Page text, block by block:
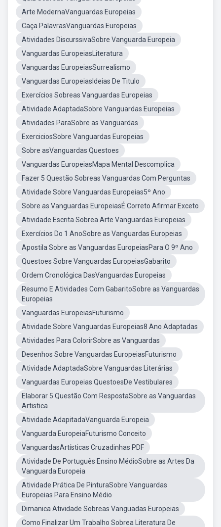
Arte ModernaVanguardas Europeias
Caça PalavrasVanguardas Europeias
Atividades DiscurssivaSobre Vanguarda Europeia
Vanguardas EuropeiasLiteratura
Vanguardas EuropeiasSurrealismo
Vanguardas EuropeiasIdeias De Titulo
Exercícios Sobreas Vanguardas Europeias
Atividade AdaptadaSobre Vanguardas Europeias
Atividades ParaSobre as Vanguardas
ExerciciosSobre Vanguardas Europeias
Sobre asVanguardas Questoes
Vanguardas EuropeiasMapa Mental Descomplica
Fazer 5 Questão Sobreas Vanguardas Com Perguntas
Atividade Sobre Vanguardas Europeias5º Ano
Sobre as Vanguardas EuropeiasÉ Correto Afirmar Exceto
Atividade Escrita Sobrea Arte Vanguardas Europeias
Exercícios Do 1 AnoSobre as Vanguardas Europeias
Apostila Sobre as Vanguardas EuropeiasPara O 9º Ano
Questoes Sobre Vanguardas EuropeiasGabarito
Ordem Cronológica DasVanguardas Europeias
Resumo E Atividades Com GabaritoSobre as Vanguardas
Europeias
Vanguardas EuropeiasFuturismo
Atividade Sobre Vanguardas Europeias8 Ano Adaptadas
Atividades Para ColorirSobre as Vanguardas
Desenhos Sobre Vanguardas EuropeiasFuturismo
Atividade AdaptadaSobre Vanguardas Literárias
Vanguardas Europeias QuestoesDe Vestibulares
Elaborar 5 Questão Com RespostaSobre as Vanguardas
Artistica
Atividade AdapitadaVanguarda Europeia
Vanguarda EuropeiaFuturismo Conceito
VanguardasArtísticas Cruzadinhas PDF
Atividade De Português Ensino MédioSobre as Artes Da
Vanguarda Europeia
Atividade Prática De PinturaSobre Vanguardas
Europeias Para Ensino Médio
Dimanica Atividade Sobreas Vanguadas Europeias
Como Finalizar Um Trabalho Sobrea Literatura De